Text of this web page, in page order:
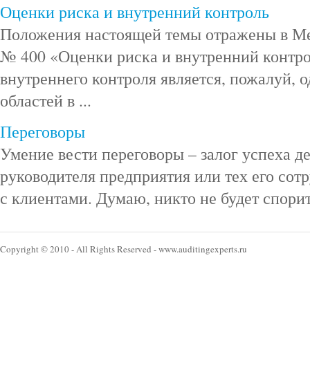
Оценки риска и внутренний контроль
Положения настоящей темы отражены в
№ 400 «Оценки риска и внутренний
внутреннего контроля является,
областей в ...
Переговоры
Умение вести переговоры – залог успеха
руководителя предприятия или тех его
с клиентами. Думаю, никто не будет
Copyright © 2010 - All Rights Reserved - www.auditingexperts.ru